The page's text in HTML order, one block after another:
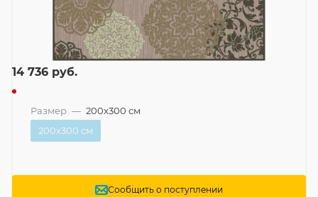
14 736 руб.
Размер — 200x300 см
200x300 см
Сообщить о поступлении